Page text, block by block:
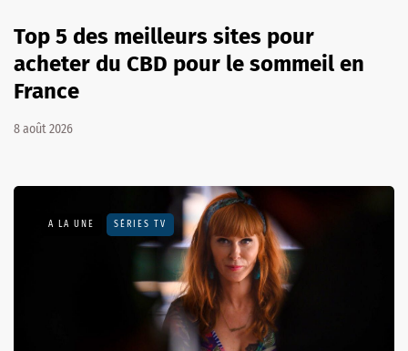
Top 5 des meilleurs sites pour
acheter du CBD pour le sommeil en
France
8 août 2026
A LA UNE SÉRIES TV